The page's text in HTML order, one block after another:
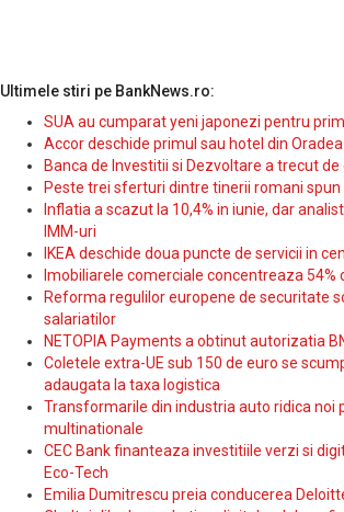
Ultimele stiri pe BankNews.ro:
SUA au cumparat yeni japonezi pentru
Accor deschide primul sau hotel din
Banca de Investitii si Dezvoltare a trecut
Peste trei sferturi dintre tinerii romani
Inflatia a scazut la 10,4% in iunie, dar
IMM-uri
IKEA deschide doua puncte de servicii in
Imobiliarele comerciale concentreaza
Reforma regulilor europene de securitate
salariatilor
NETOPIA Payments a obtinut autorizatia
Coletele extra-UE sub 150 de euro se
adaugata la taxa logistica
Transformarile din industria auto ridica
multinationale
CEC Bank finanteaza investitiile verzi si
Eco-Tech
Emilia Dumitrescu preia conducerea